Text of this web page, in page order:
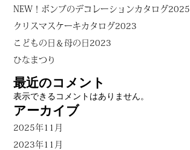
NEW！ボンブのデコレーションカタログ2025
クリスマスケーキカタログ2023
こどもの日＆母の日2023
ひなまつり
最近のコメント
表示できるコメントはありません。
アーカイブ
2025年11月
2023年11月